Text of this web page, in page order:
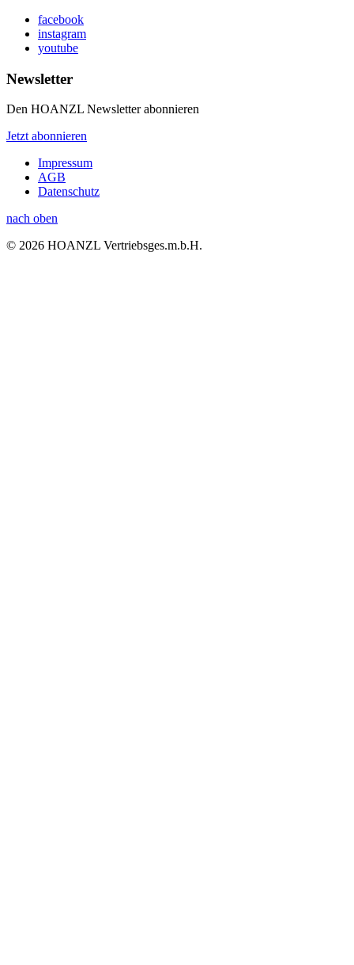
facebook
instagram
youtube
Newsletter
Den HOANZL Newsletter abonnieren
Jetzt abonnieren
Impressum
AGB
Datenschutz
nach oben
© 2026 HOANZL Vertriebsges.m.b.H.